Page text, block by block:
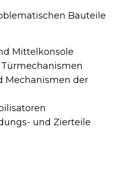
Bauteile
Mittelkonsole
Mechanismen der
und Zierteile